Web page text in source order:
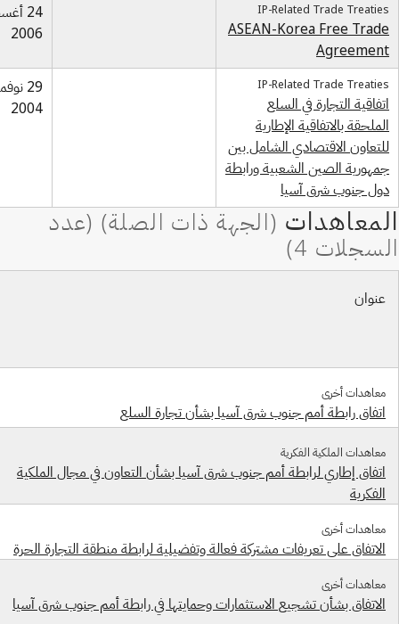
IP-Related Trade Treaties
ASEAN-Korea Free Trade
Agreement
24
2006
IP-Related Trade Treaties
اتفاقية التجارة في السلع
الملحقة بالاتفاقية الإطارية
للتعاون الاقتصادي الشامل بين
جمهورية الصين الشعبية ورابطة
دول جنوب شرق آسيا
29
2004
عنوان
معاهدات أخرى
اتفاق رابطة أمم جنوب شرق آسيا بشأن تجارة السلع
معاهدات الملكية الفكرية
اتفاق إطاري لرابطة أمم جنوب شرق آسيا بشأن التعاون في مجال الملكية
الفكرية
معاهدات أخرى
الاتفاق على تعريفات مشتركة فعالة وتفضيلية لرابطة منطقة التجارة الحرة
معاهدات أخرى
الاتفاق بشأن تشجيع الاستثمارات وحمايتها في رابطة أمم جنوب شرق آسيا